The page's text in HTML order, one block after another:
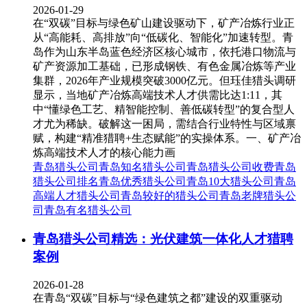
2026-01-29
在“双碳”目标与绿色矿山建设驱动下，矿产冶炼行业正
从“高能耗、高排放”向“低碳化、智能化”加速转型。青
岛作为山东半岛蓝色经济区核心城市，依托港口物流与
矿产资源加工基础，已形成钢铁、有色金属冶炼等产业
集群，2026年产业规模突破3000亿元。但珏佳猎头调研
显示，当地矿产冶炼高端技术人才供需比达1:11，其
中“懂绿色工艺、精智能控制、善低碳转型”的复合型人
才尤为稀缺。破解这一困局，需结合行业特性与区域禀
赋，构建“精准猎聘+生态赋能”的实操体系。一、矿产冶
炼高端技术人才的核心能力画
青岛猎头公司 青岛知名猎头公司 青岛猎头公司收费青岛
猎头公司排名青岛优秀猎头公司 青岛10大猎头公司 青岛
高端人才猎头公司 青岛较好的猎头公司 青岛老牌猎头公
司 青岛有名猎头公司
青岛猎头公司精选：光伏建筑一体化人才猎聘
案例
2026-01-28
在青岛“双碳”目标与“绿色建筑之都”建设的双重驱动